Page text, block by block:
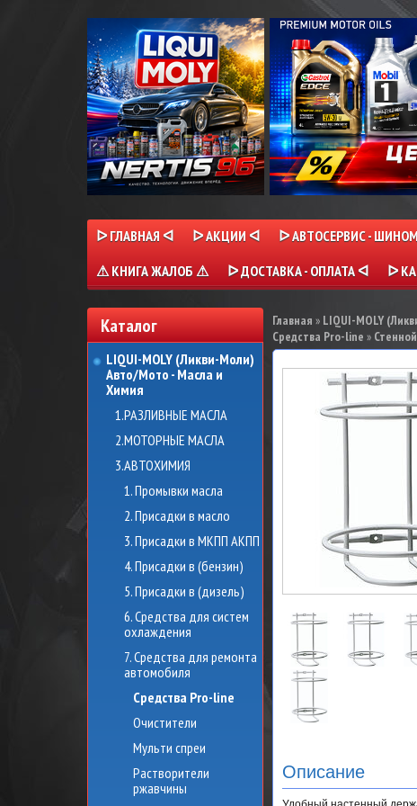
ᐅ ГЛАВНАЯ ᐊ ᐅ АКЦИИ ᐊ ᐅ АВТОСЕРВИС -
⚠ КНИГА ЖАЛОБ ⚠
ᐅ ДОСТАВКА - ОПЛАТА ᐊ ᐅ
Каталог
LIQUI-MOLY (Ликви-Моли)
Авто/Мото - Масла и
Химия
1.РАЗЛИВНЫЕ МАСЛА
2.МОТОРНЫЕ МАСЛА
3.АВТОХИМИЯ
1. Промывки масла
2. Присадки в масло
3. Присадки в МКПП АКПП
4. Присадки в (бензин)
5. Присадки в (дизель)
6. Средства для систем
охлаждения
7. Средства для ремонта
автомобиля
Средства Pro-line
Очистители
Мульти спреи
Растворители
ржавчины
Главная » LIQUI-MOLY
Средства Pro-line »
Описание